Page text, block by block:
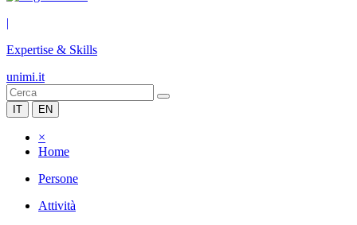
|
Expertise & Skills
unimi.it
IT EN
×
Home
Persone
Attività